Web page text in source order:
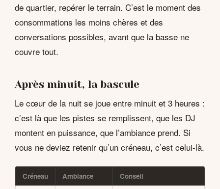
de quartier, repérer le terrain. C’est le moment des
consommations les moins chères et des
conversations possibles, avant que la basse ne
couvre tout.
Après minuit, la bascule
Le cœur de la nuit se joue entre minuit et 3 heures :
c’est là que les pistes se remplissent, que les DJ
montent en puissance, que l’ambiance prend. Si
vous ne deviez retenir qu’un créneau, c’est celui-là.
Créneau Ambiance
Conseil